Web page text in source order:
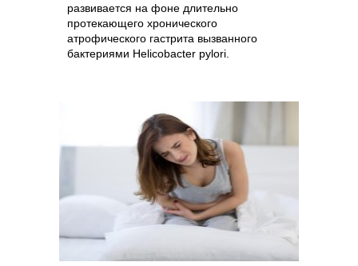
развивается на фоне длительно
протекающего хронического
атрофического гастрита вызванного
бактериями Helicobacter pylori.